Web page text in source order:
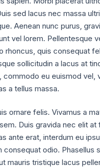
sed lacus nec massa
Aenean nunc purus,
vel lorem. Pellentesque
rhoncus, quis consequat
sollicitudin a lacus at
commodo eu euismod vel,
a tellus massa.
ornare felis. Vivamus a
Duis gravida nec elit at
ante erat, interdum eu
consequat odio. Phasellus
mauris tristique lacus